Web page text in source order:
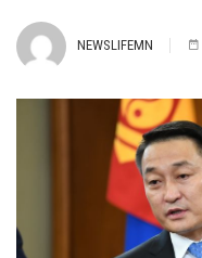
NEWSLIFEMN